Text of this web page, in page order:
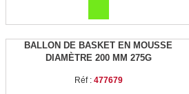
BALLON DE BASKET EN MOUSSE
DIAMÈTRE 200 MM 275G
Réf : 477679